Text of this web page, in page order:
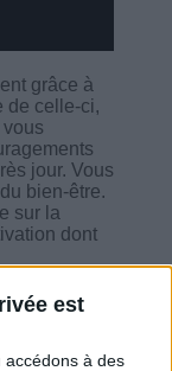
est
accédons à des
grâce à
de celle-ci,
jour. Vous
bien-être.
sur la
dont